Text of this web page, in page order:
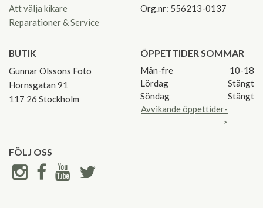
Att välja kikare
Reparationer & Service
Org.nr: 556213-0137
BUTIK
Gunnar Olssons Foto
Hornsgatan 91
117 26 Stockholm
ÖPPETTIDER SOMMAR
Mån-fre
10-18
Lördag
Stängt
Söndag
Stängt
Avvikande öppettider-
>
FÖLJ OSS